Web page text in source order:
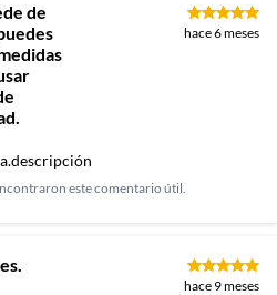
de
hace 6 meses
este comentario útil.
hace 9 meses